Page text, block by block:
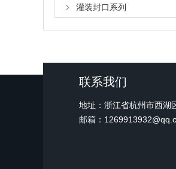
灌装封口系列
联系我们
地址：浙江省杭州市西湖
邮箱：